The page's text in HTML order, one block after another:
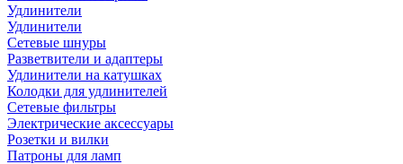
Удлинители
Удлинители
Сетевые шнуры
Разветвители и адаптеры
Удлинители на катушках
Колодки для удлинителей
Сетевые фильтры
Электрические аксессуары
Розетки и вилки
Патроны для ламп